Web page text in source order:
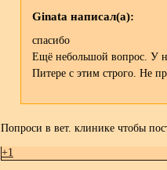
Ginata написал(а):
спасибо
Ещё небольшой вопрос. У
Питере с этим строго. Не
Попроси в вет. клинике чтобы
+1